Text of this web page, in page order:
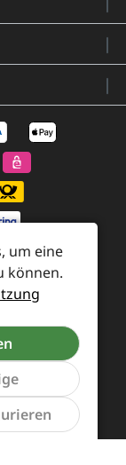
Kontakt
zzgl.
um eine
können.